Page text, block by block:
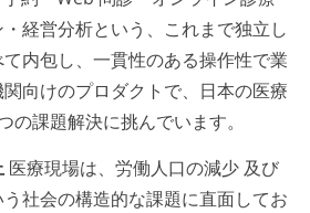
経営分析という、これまで独立し
内包し、一貫性のある操作性で業
向けのプロダクトで、日本の医療
の課題解決に挑んでいます。
医療現場は、労働人口の減少 及び
社会の構造的な課題に直面してお